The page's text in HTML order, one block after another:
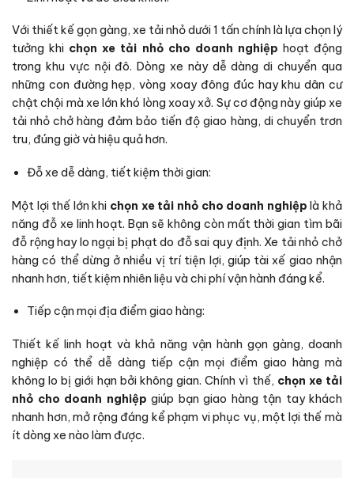
Với thiết kế gọn gàng, xe tải nhỏ dưới 1 tấn chính là lựa chọn lý
tưởng khi chọn xe tải nhỏ cho doanh nghiệp hoạt động
trong khu vực nội đô. Dòng xe này dễ dàng di chuyển qua
những con đường hẹp, vòng xoay đông đúc hay khu dân cư
chật chội mà xe lớn khó lòng xoay xở. Sự cơ động này giúp xe
tải nhỏ chở hàng đảm bảo tiến độ giao hàng, di chuyển trơn
tru, đúng giờ và hiệu quả hơn.
Đỗ xe dễ dàng, tiết kiệm thời gian:
Một lợi thế lớn khi chọn xe tải nhỏ cho doanh nghiệp là khả
năng đỗ xe linh hoạt. Bạn sẽ không còn mất thời gian tìm bãi
đỗ rộng hay lo ngại bị phạt do đỗ sai quy định. Xe tải nhỏ chở
hàng có thể dừng ở nhiều vị trí tiện lợi, giúp tài xế giao nhận
nhanh hơn, tiết kiệm nhiên liệu và chi phí vận hành đáng kể.
Tiếp cận mọi địa điểm giao hàng:
Thiết kế linh hoạt và khả năng vận hành gọn gàng, doanh
nghiệp có thể dễ dàng tiếp cận mọi điểm giao hàng mà
không lo bị giới hạn bởi không gian. Chính vì thế, chọn xe tải
nhỏ cho doanh nghiệp giúp bạn giao hàng tận tay khách
nhanh hơn, mở rộng đáng kể phạm vi phục vụ, một lợi thế mà
ít dòng xe nào làm được.